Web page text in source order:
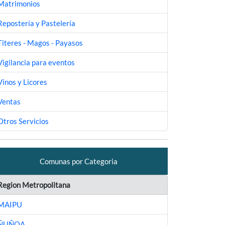
y Pastelería
- Magos - Payasos
para eventos
y Licores
Servicios
Comunas por Categoria
Metropolitana